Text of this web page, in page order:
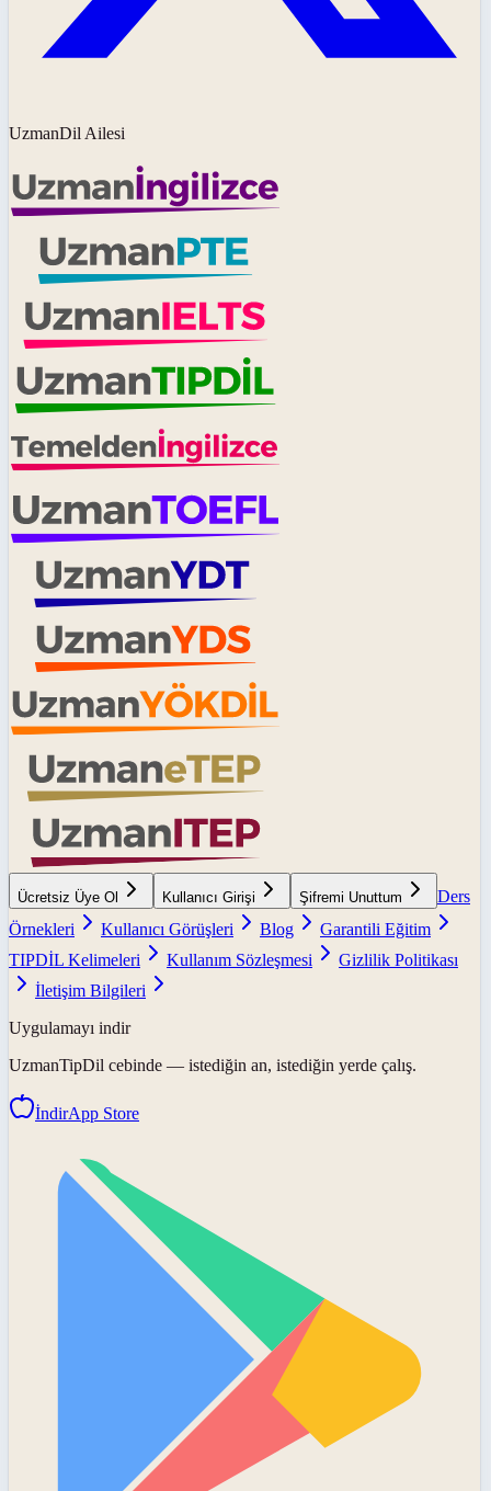
UzmanDil Ailesi
Ücretsiz Üye Ol Kullanıcı Girişi Şifremi Unuttum
Ders
Örnekleri
Kullanıcı Görüşleri Blog
Garantili Eğitim
TIPDİL Kelimeleri
Kullanım Sözleşmesi
Gizlilik Politikası
İletişim Bilgileri
Uygulamayı indir
UzmanTipDil cebinde — istediğin an, istediğin yerde çalış.
İndirApp Store